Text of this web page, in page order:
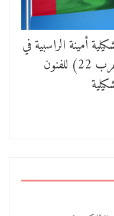
أمينة الراسبية في
(عرب 22) للفنون